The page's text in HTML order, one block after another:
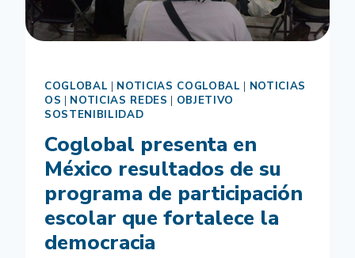
LA
VIOLENCIA
DE
COGLOBAL | NOTICIAS COGLOBAL | NOTICIAS
OS | NOTICIAS REDES | OBJETIVO
SOSTENIBILIDAD
Coglobal presenta en
México resultados de su
programa de participación
escolar que fortalece la
democracia